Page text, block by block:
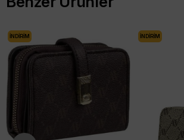
İNDIRIM İNDIRIM